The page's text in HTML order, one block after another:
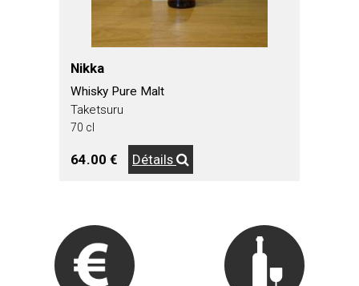
Nikka
Whisky Pure Malt
Taketsuru
70 cl
64.00 € Détails